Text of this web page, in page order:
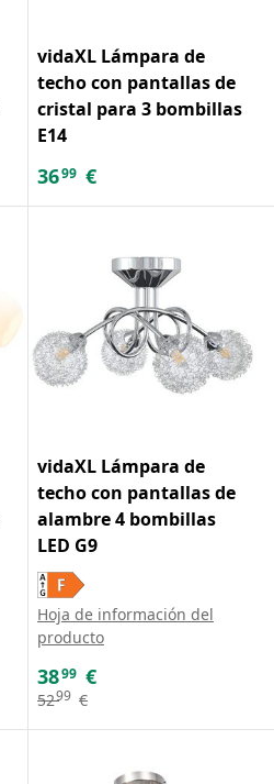
vidaXL Lámpara de
techo con pantallas de
cristal para 3 bombillas
E14
3699 €
vidaXL Lámpara de
techo con pantallas de
alambre 4 bombillas
LED G9
Hoja de información del
producto
3899 €
5299 €